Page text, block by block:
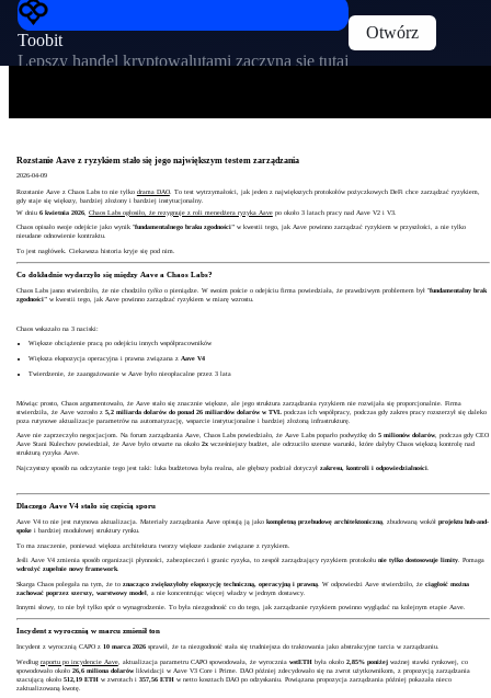
Toobit
Lepszy handel kryptowalutami zaczyna się tutaj
Otwórz
Rozstanie Aave z ryzykiem stało się jego największym testem zarządzania
2026-04-09
Rozstanie Aave z Chaos Labs to nie tylko drama DAO. To test wytrzymałości, jak jeden z największych protokołów pożyczkowych DeFi chce zarządzać ryzykiem,
gdy staje się większy, bardziej złożony i bardziej instytucjonalny.
W dniu 6 kwietnia 2026, Chaos Labs ogłosiło, że rezygnuje z roli menedżera ryzyka Aavepo około 3 latach pracy nad Aave V2 i V3.
Chaos opisało swoje odejście jako wynik "fundamentalnego braku zgodności"w kwestii tego, jak Aave powinno zarządzać ryzykiem w przyszłości, a nie tylko
nieudane odnowienie kontraktu.
To jest nagłówek. Ciekawsza historia kryje się pod nim.
Co dokładnie wydarzyło się między Aave a Chaos Labs?
Chaos Labs jasno stwierdziło, że nie chodziło tylkoo pieniądze. W swoim poście o odejściu firma powiedziała, że prawdziwym problemem był "fundamentalny brak
zgodności"w kwestii tego, jak Aave powinno zarządzać ryzykiem w miarę wzrostu.
Chaos wskazało na 3 naciski:
Większe obciążenie pracą po odejściu innych współpracowników
Większa ekspozycja operacyjna i prawna związana z Aave V4
Twierdzenie, że zaangażowanie w Aave było nieopłacalne przez 3 lata
Mówiąc prosto, Chaos argumentowało, że Aave stało się znacznie większe, ale jego struktura zarządzania ryzykiem nie rozwijała się proporcjonalnie. Firma
stwierdziła, że Aave wzrosło z 5,2 miliarda dolarów do ponad 26 miliardów dolarów w TVL
podczas ich współpracy, podczas gdy zakres pracy rozszerzył się daleko
poza rutynowe aktualizacje parametrów na automatyzację, wsparcie instytucjonalne i bardziej złożoną infrastrukturę.
Aave nie zaprzeczyło negocjacjom. Na forum zarządzania Aave, Chaos Labs powiedziało, że Aave Labs poparło podwyżkę do 5 milionów dolarów, podczas gdy CEO
Aave Stani Kulechov powiedział, że Aave było otwarte na około 2xwcześniejszy budżet, ale odrzuciło szersze warunki, które dałyby Chaos większą kontrolę nad
strukturą ryzyka Aave.
Najczystszy sposób na odczytanie tego jest taki: luka budżetowa była realna, ale głębszy podział dotyczył zakresu, kontroli i odpowiedzialności.
Dlaczego Aave V4 stało się częścią sporu
Aave V4 to nie jest rutynowa aktualizacja. Materiały zarządzania Aave opisują ją jako kompletną przebudowę architektoniczną, zbudowaną wokół projektu hub-and-
spokei bardziej modułowej struktury rynku.
To ma znaczenie, ponieważ większa architektura tworzy większe zadanie związane z ryzykiem.
Jeśli Aave V4 zmienia sposób organizacji płynności, zabezpieczeń i granic ryzyka, to zespół zarządzający ryzykiem protokołu nie tylko dostosowuje limity. Pomaga
wdrożyć zupełnie nowy framework.
Skarga Chaos polegała na tym, że to znacząco zwiększyłoby ekspozycję techniczną, operacyjną i prawną. W odpowiedzi Aave stwierdziło, że ciągłość można
zachować poprzez szerszy, warstwowy model, a nie koncentrując więcej władzy w jednym dostawcy.
Innymi słowy, to nie był tylko spór o wynagrodzenie. To była niezgodność co do tego, jak zarządzanie ryzykiem powinno wyglądać na kolejnym etapie Aave.
Incydent z wyrocznią w marcu zmienił ton
Incydent z wyrocznią CAPO z 10 marca 2026sprawił, że ta niezgodność stała się trudniejsza do traktowania jako abstrakcyjne tarcia w zarządzaniu.
Według raportu po incydencie Aave, aktualizacja parametru CAPO spowodowała, że wyrocznia wstETHbyła około 2,85% poniżejważnej stawki rynkowej, co
spowodowało około 26,6 miliona dolarówlikwidacji w Aave V3 Core i Prime. DAO później zdecydowało się na zwrot użytkownikom, z propozycją zarządzania
szacującą około 512,19 ETHw zwrotach i 357,56 ETHw netto kosztach DAO po odzyskaniu. Powiązana propozycja zarządzania później pokazała nieco
zaktualizowaną kwotę.